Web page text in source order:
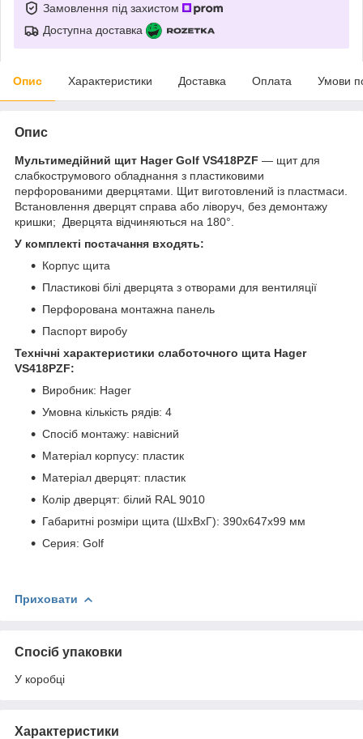
Замовлення під захистом
Доступна доставка
Опис Характеристики Доставка Оплата Умови
Опис
Мультимедійний щит Hager Golf VS418PZF — щит для
слабкострумового обладнання з пластиковими
перфорованими дверцятами. Щит виготовлений із пластмаси.
Встановлення дверцят справа або ліворуч, без демонтажу
кришки; Дверцята відчиняються на 180°.
У комплекті постачання входять:
Корпус щита
Пластикові білі дверцята з отворами для вентиляції
Перфорована монтажна панель
Паспорт виробу
Технічні характеристики слаботочного щита Hager
VS418PZF:
Виробник: Hager
Умовна кількість рядів: 4
Спосіб монтажу: навісний
Матеріал корпусу: пластик
Матеріал дверцят: пластик
Колір дверцят: білий RAL 9010
Габаритні розміри щита (ШхВхГ): 390х647х99 мм
Серия: Golf
Приховати
Спосіб упаковки
У коробці
Характеристики